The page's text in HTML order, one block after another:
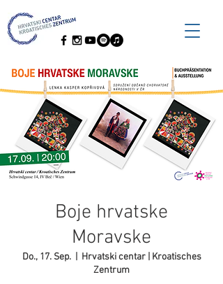
Boje hrvatske
Moravske
Do., 17. Sep.
  |
Hrvatski centar | Kroatisches
Zentrum